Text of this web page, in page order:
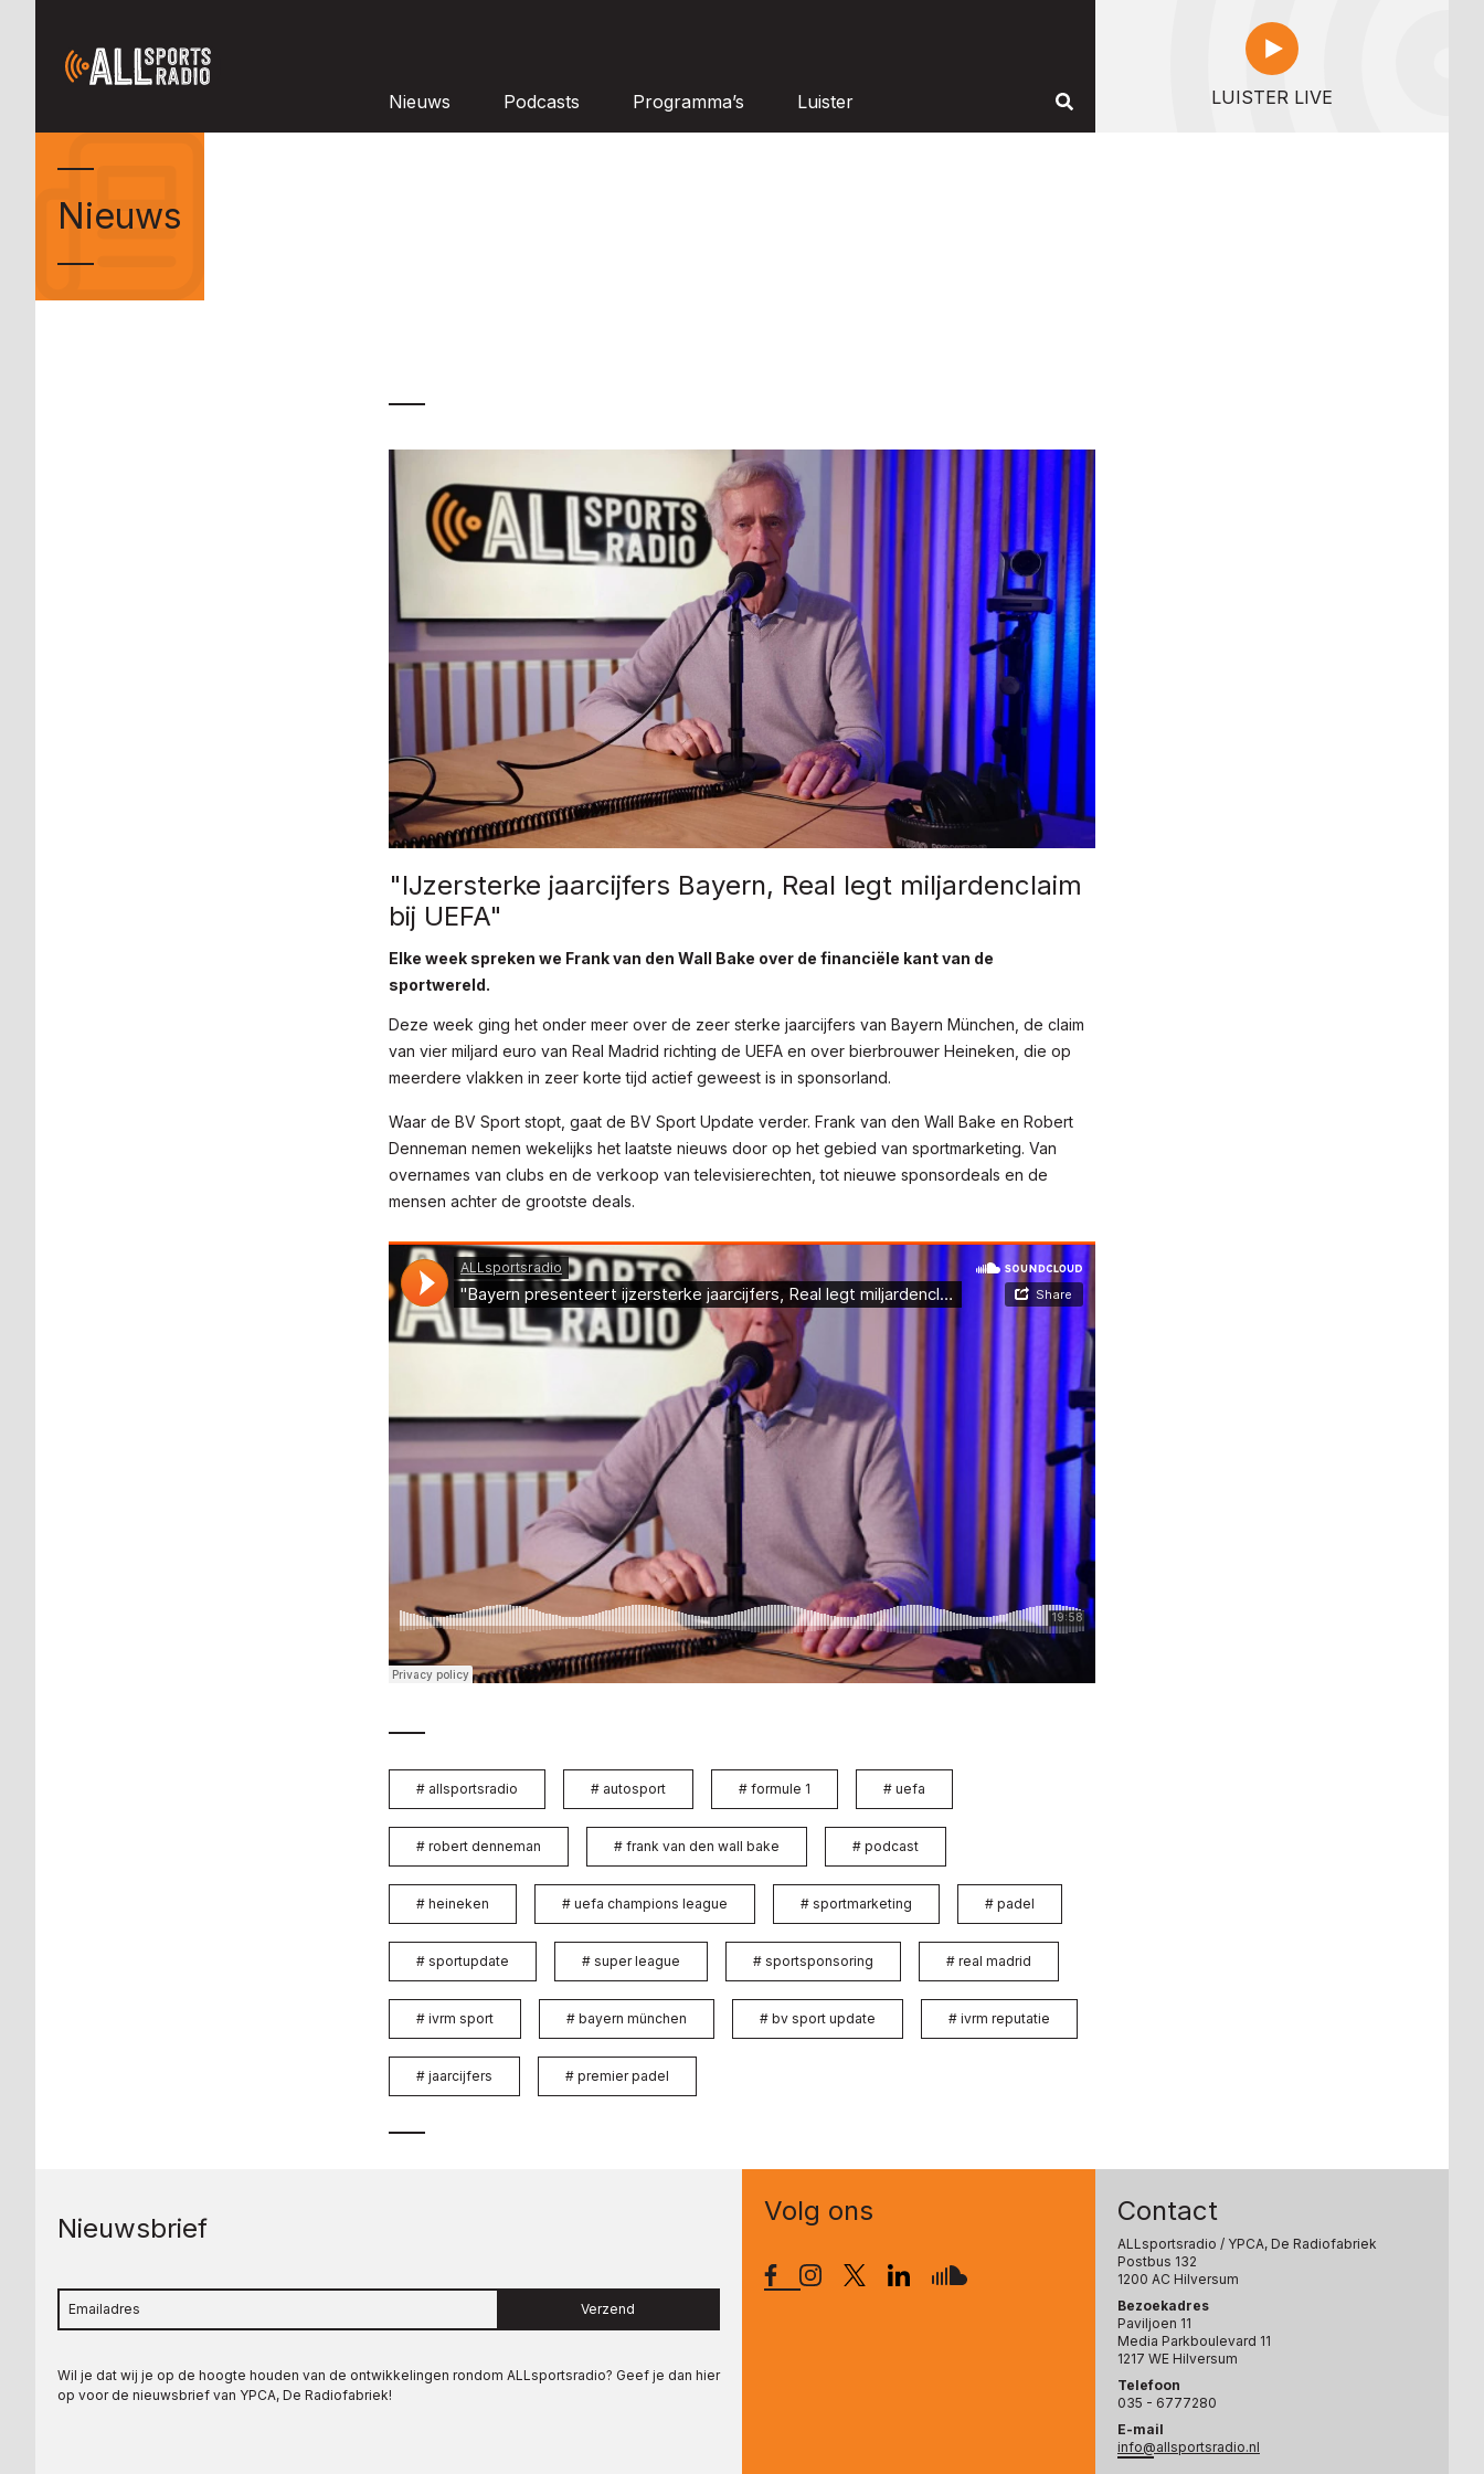
Nieuws Podcasts Programma’s Luister LUISTER LIVE
Nieuws
"IJzersterke jaarcijfers Bayern, Real legt miljardenclaim
bij UEFA"
Elke week spreken we Frank van den Wall Bake over de financiële kant van de
sportwereld.
Deze week ging het onder meer over de zeer sterke jaarcijfers van Bayern München, de claim
van vier miljard euro van Real Madrid richting de UEFA en over bierbrouwer Heineken, die op
meerdere vlakken in zeer korte tijd actief geweest is in sponsorland.
Waar de BV Sport stopt, gaat de BV Sport Update verder. Frank van den Wall Bake en Robert
Denneman nemen wekelijks het laatste nieuws door op het gebied van sportmarketing. Van
overnames van clubs en de verkoop van televisierechten, tot nieuwe sponsordeals en de
mensen achter de grootste deals.
# allsportsradio # autosport # formule 1 # uefa
# robert denneman # frank van den wall bake # podcast
# heineken # uefa champions league # sportmarketing # padel
# sportupdate # super league # sportsponsoring # real madrid
# ivrm sport # bayern münchen # bv sport update # ivrm reputatie
# jaarcijfers # premier padel
Nieuwsbrief
Verzend
Wil je dat wij je op de hoogte houden van de ontwikkelingen rondom ALLsportsradio? Geef je dan hier
op voor de nieuwsbrief van YPCA, De Radiofabriek!
Volg ons Contact
ALLsportsradio / YPCA, De Radiofabriek
Postbus 132
1200 AC Hilversum
Bezoekadres
Paviljoen 11
Media Parkboulevard 11
1217 WE Hilversum
Telefoon
035 - 6777280
E-mail
info@allsportsradio.nl